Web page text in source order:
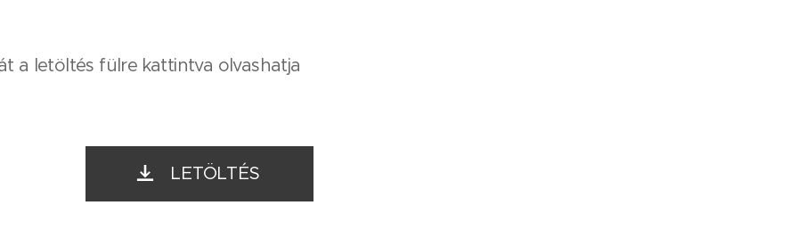
a letöltés fülre kattintva olvashatja
LETÖLTÉS